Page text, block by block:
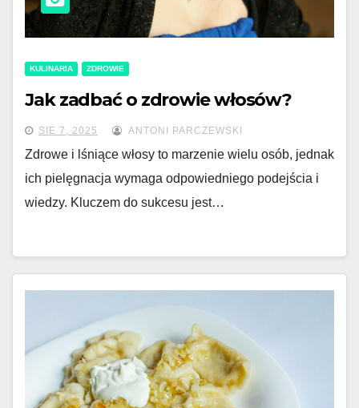
KULINARIA ZDROWIE
Jak zadbać o zdrowie włosów?
SIE 7, 2025 ANTONI PARCZEWSKI
Zdrowe i lśniące włosy to marzenie wielu osób, jednak
ich pielęgnacja wymaga odpowiedniego podejścia i
wiedzy. Kluczem do sukcesu jest…